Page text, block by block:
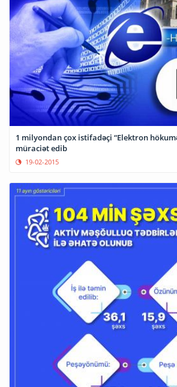
1 milyondan çox istifadəçi “Elektron
müraciət edib
19-02-2015